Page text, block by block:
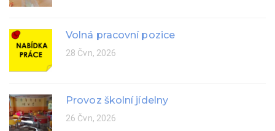
Volná pracovní pozice
28 Čvn, 2026
Provoz školní jídelny
26 Čvn, 2026